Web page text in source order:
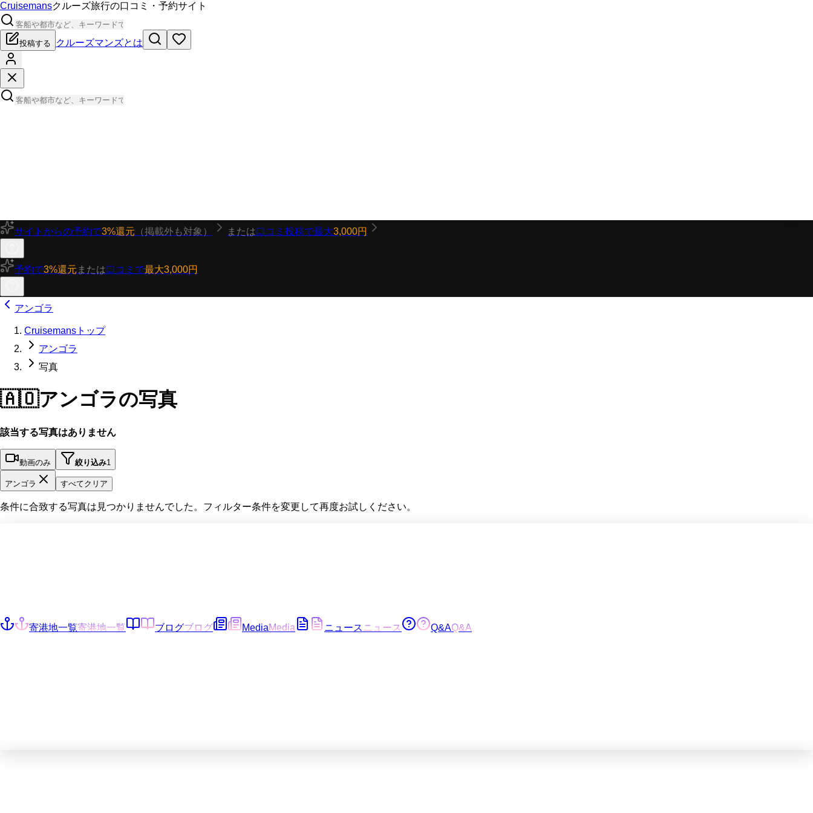
Cruisemansクルーズ旅行の口コミ・予約サイト
投稿する クルーズマンズとは
サイトからの予約で3%還元 （掲載外も対象） または口コミ投稿で最大3,000円
予約で3%還元 または口コミで最大3,000円
アンゴラ
Cruisemansトップ
アンゴラ
写真
🇦🇴アンゴラの写真
該当する写真はありません
動画のみ 絞り込み1
アンゴラ すべてクリア
条件に合致する写真は見つかりませんでした。フィルター条件を変更して再度お試しください。
寄港地一覧寄港地一覧 ブログブログ MediaMedia ニュース ニュース Q&AQ&A